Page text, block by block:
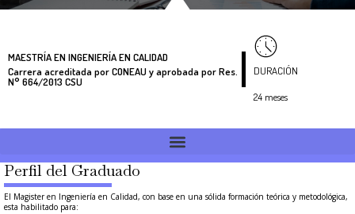
MAESTRÍA EN INGENIERÍA EN CALIDAD
Carrera acreditada por CONEAU y aprobada por Res.
N° 664/2013 CSU
DURACIÓN
24 meses
Perfil del Graduado
El Magister en Ingeniería en Calidad, con base en una sólida formación teórica y metodológica,
esta habilitado para: